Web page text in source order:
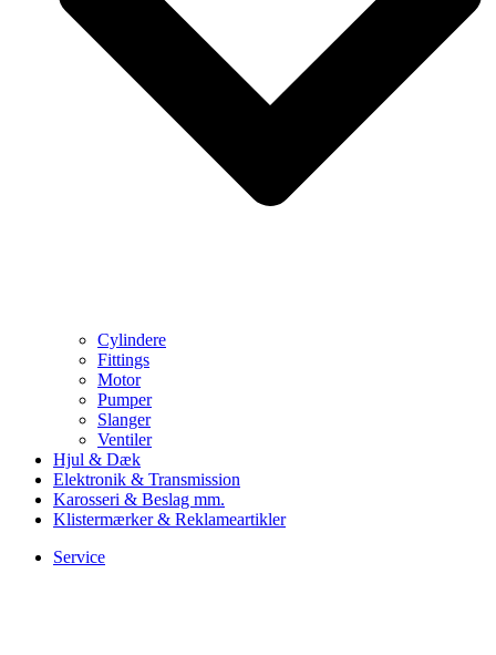
Cylindere
Fittings
Motor
Pumper
Slanger
Ventiler
Hjul & Dæk
Elektronik & Transmission
Karosseri & Beslag mm.
Klistermærker & Reklameartikler
Service